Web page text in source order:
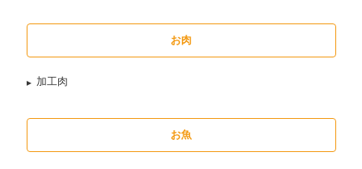
お肉
加工肉
お魚